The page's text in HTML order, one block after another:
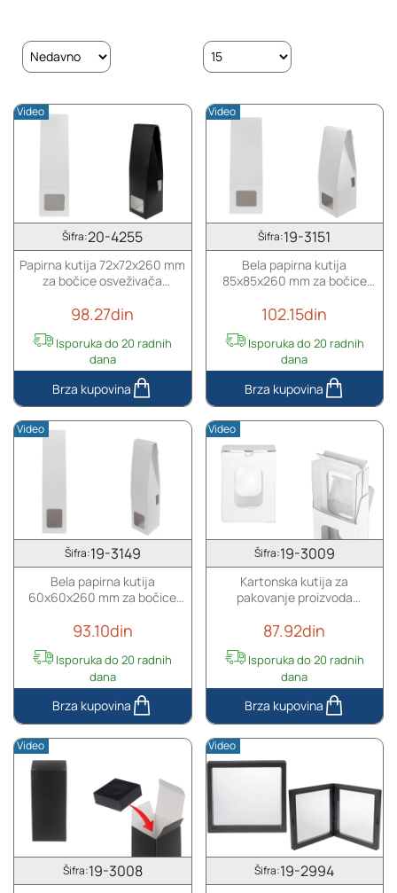
Šifra:20-4255
Papirna kutija 72x72x260 mm
za bočice osveživača
štapiće - 20 kom
Video
98.27din
Isporuka do 20 radnih
dana
Papirna
72x72x260
osveživača
prostora
mestom
štapiće
kom
Šifra:19-3151
Bela papirna kutija
85x85x260 mm za bočice
mestom za štapiće - 20 kom
Video
102.15din
Isporuka do 20 radnih
dana
Bela
kutija
85x85x260
bočice
osveživača
sa
mestom
Šifra:19-3149
Bela papirna kutija
60x60x260 mm za bočice
mestom za štapiće - 20 kom
Video
93.10din
Isporuka do 20 radnih
dana
Bela
kutija
60x60x260
mm
bočice
osveživača
prostora
sa
Šifra:19-3009
Kartonska kutija za
pakovanje proizvoda
unutrašnjom zaštitnom
Video
87.92din
Isporuka do 20 radnih
dana
Kartonska
za
pakovanje
proizvoda
136x100x46
mm
unutrašnjom
zaštitnom
Šifra:19-3008
Video
Šifra:19-2994
Video